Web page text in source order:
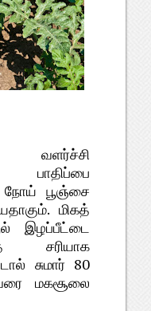
வளர்ச்சி
நோய் பூஞ்சை
மிகத்
இழப்பீட்டை
சரியாக
சுமார் 80
மகசூலை